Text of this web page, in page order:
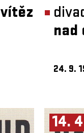
vítěz
nad
24. 9.
14.